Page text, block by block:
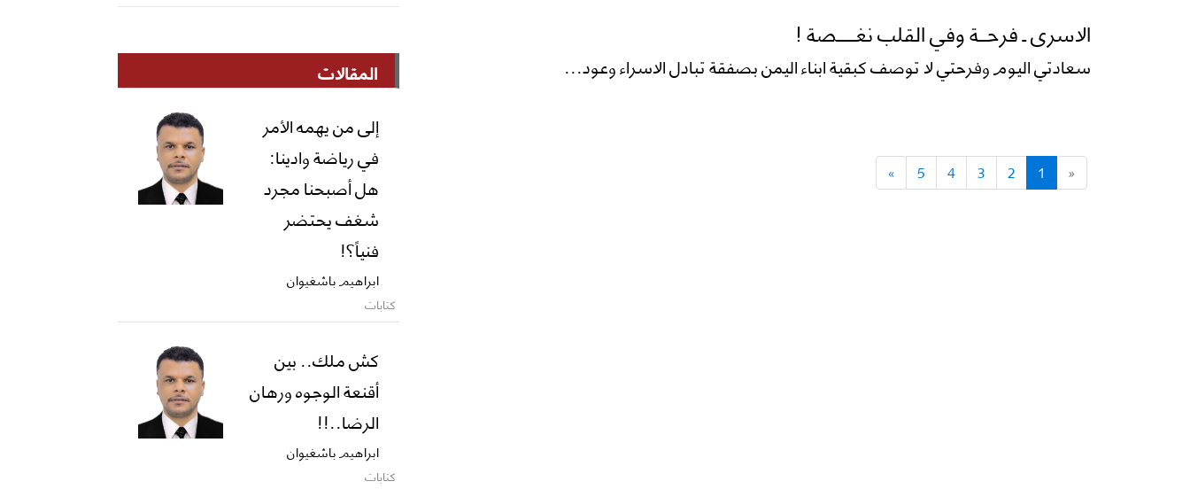
الاسرى ـ فرحــة وفي القلب نغـــــصة !
سعادتي اليوم وفرحتي لا توصف كبقية ابناء اليمن بصفقة تبادل الاسراء وعود...
«
1
2
3
4
5
»
المقالات
إلى من يهمه الأمر
في رياضة وادينا:
هل أصبحنا مجرد
شغف يحتضر
فنياً؟!
ابراهيم باشغيوان
كتابات
كش ملك.. بين
أقنعة الوجوه ورهان
الرضا..!!
ابراهيم باشغيوان
كتابات